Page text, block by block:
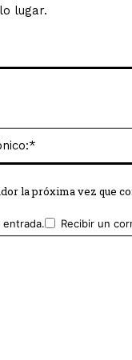
lugar.
la próxima vez que
Recibir un